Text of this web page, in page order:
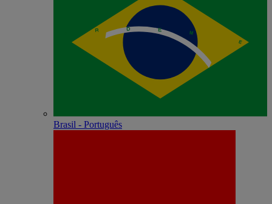
Brasil - Português